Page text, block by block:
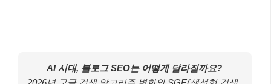
AI 시대, 블로그 SEO는 어떻게 달라질까요?